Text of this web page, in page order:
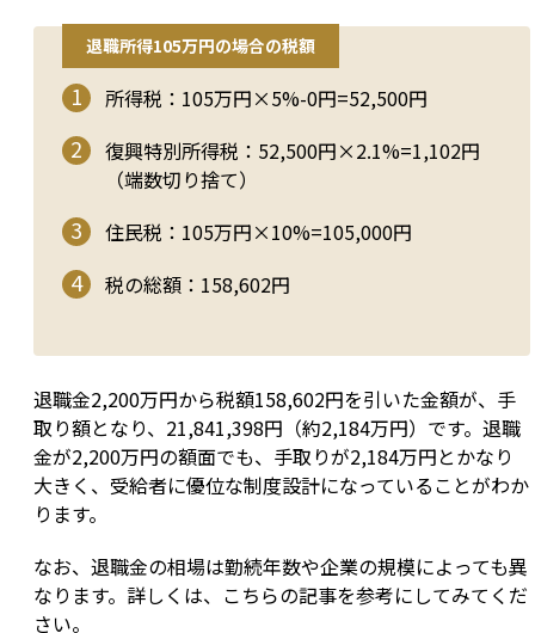
退職所得105万円の場合の税額
所得税：105万円×5%-0円=52,500円
復興特別所得税：52,500円×2.1%=1,102円
（端数切り捨て）
住民税：105万円×10%=105,000円
税の総額：158,602円
退職金2,200万円から税額158,602円を引いた金額が、手
取り額となり、21,841,398円（約2,184万円）です。退職
金が2,200万円の額面でも、手取りが2,184万円とかなり
大きく、受給者に優位な制度設計になっていることがわか
ります。
なお、退職金の相場は勤続年数や企業の規模によっても異
なります。詳しくは、こちらの記事を参考にしてみてくだ
さい。